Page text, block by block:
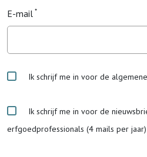
E-mail
Ik schrijf me in voor de
Ik schrijf me in voor de
erfgoedprofessionals (4 mails per jaar)